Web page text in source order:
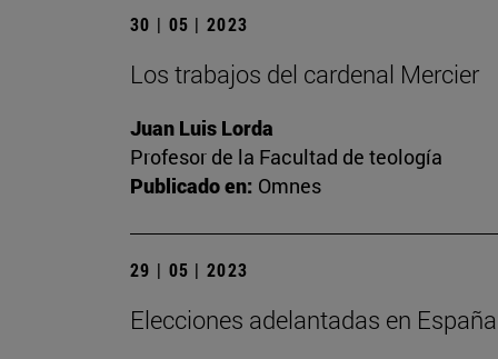
30 | 05 | 2023
Los trabajos del cardenal Mercier
Juan Luis Lorda
Profesor de la Facultad de teología
Publicado en: Omnes
29 | 05 | 2023
Elecciones adelantadas en